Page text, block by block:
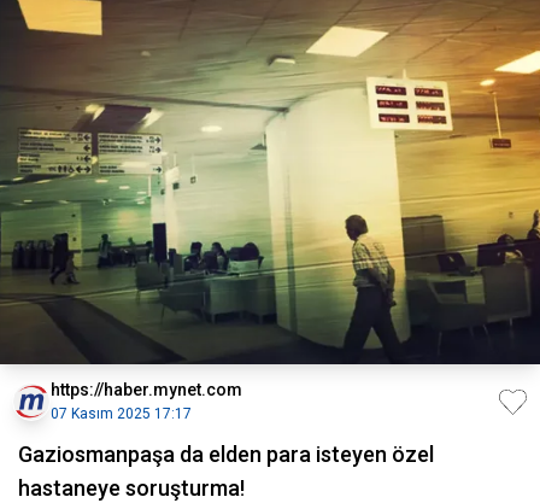
https://haber.mynet.com
07 Kasım 2025 17:17
Gaziosmanpaşa da elden para isteyen özel
hastaneye soruşturma!